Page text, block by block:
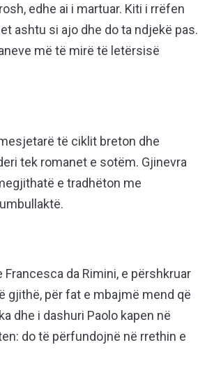
edhe ai i martuar. Kiti i rrëfen
ashtu si ajo dhe do ta ndjekë pas.
më të mirë të letërsisë
të ciklit breton dhe
tek romanet e sotëm. Gjinevra
e tradhëton me
da Rimini, e përshkruar
gjithë, për fat e mbajmë mend që
dhe i dashuri Paolo kapen në
do të përfundojnë në rrethin e